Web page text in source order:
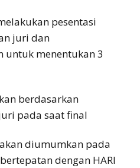
pesentasi
juri dan
untuk menentukan 3
berdasarkan
pada saat final
diumumkan pada
dengan HARI